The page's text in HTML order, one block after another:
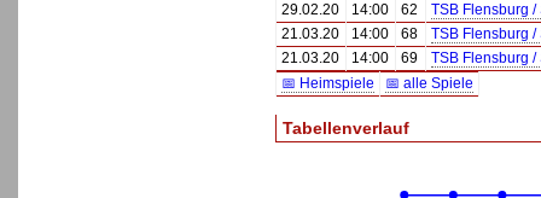
29.02.20
14:00 62
TSB Flensburg /
21.03.20
14:00 68
TSB Flensburg /
21.03.20
14:00 69
TSB Flensburg /
📅 Heimspiele
📅 alle Spiele
Tabellenverlauf